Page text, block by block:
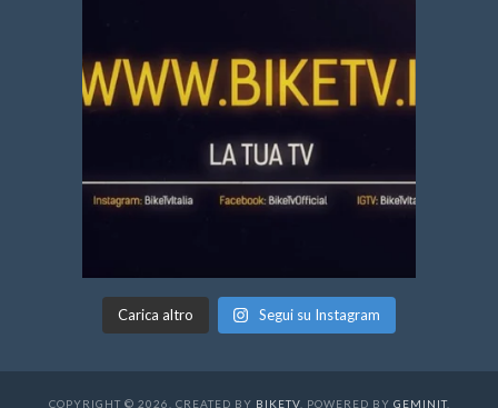
Carica altro Segui su Instagram
COPYRIGHT © 2026. CREATED BY BIKETV. POWERED BY GEMINIT.